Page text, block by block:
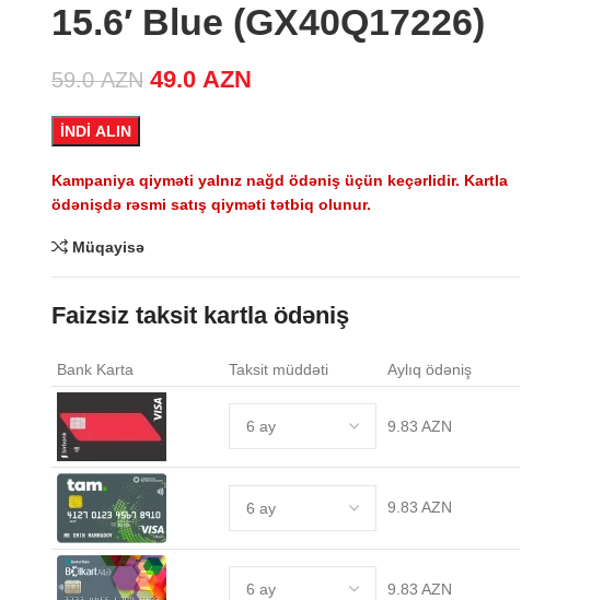
15.6′ Blue (GX40Q17226)
59.0AZN Original price was: 59.0 AZN.
49.0 AZN
İNDİ ALIN
Kampaniya qiyməti yalnız nağd ödəniş üçün keçərlidir. Kartla
ödənişdə rəsmi satış qiyməti tətbiq olunur.
Müqayisə
Faizsiz taksit kartla ödəniş
Bank Karta Taksit müddəti Aylıq ödəniş
9.83 AZN
9.83 AZN
9.83 AZN